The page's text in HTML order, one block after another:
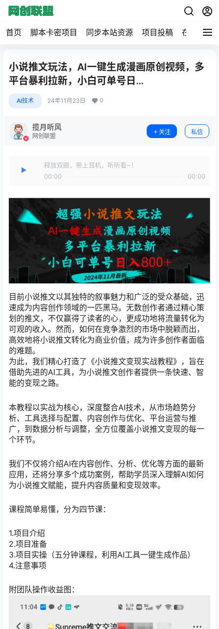
首页 脚本卡密项目 同步本站资源 项目投稿 在线工具
小说推文玩法，AI一键生成漫画原创视频，多
平台暴利拉新，小白可单号日…
AI技术 24年11月23日 0
揽月听风
网创联盟
关注 私信
释放双眼，带上耳机，听听看~！
00:00
00:00
目前小说推文以其独特的叙事魅力和广泛的受众基础，迅
速成为内容创作领域的一匹黑马。无数创作者通过精心策
划的推文，不仅赢得了读者的心，更成功地将流量转化为
可观的收入。然而，如何在竞争激烈的市场中脱颖而出，
高效地将小说推文转化为商业价值，成为许多创作者面临
的难题。
为此，我们精心打造了《小说推文变现实战教程》，旨在
借助先进的AI工具，为小说推文创作者提供一条快速、智
能的变现之路。
本教程以实战为核心，深度整合AI技术，从市场趋势分
析、工具选择与配置、内容创作与优化、平台运营与推
广，到数据分析与调整，全方位覆盖小说推文变现的每一
个环节。
我们不仅将介绍AI在内容创作、分析、优化等方面的最新
应用，还将分享多个成功案例，帮助学员深入理解AI如何
为小说推文赋能，提升内容质量和变现效率。
课程简单易懂，分为四节课：
1.项目介绍
2.项目准备
3.项目实操（五分钟课程，利用AI工具一键生成作品）
4.注意事项
附团队操作收益图：